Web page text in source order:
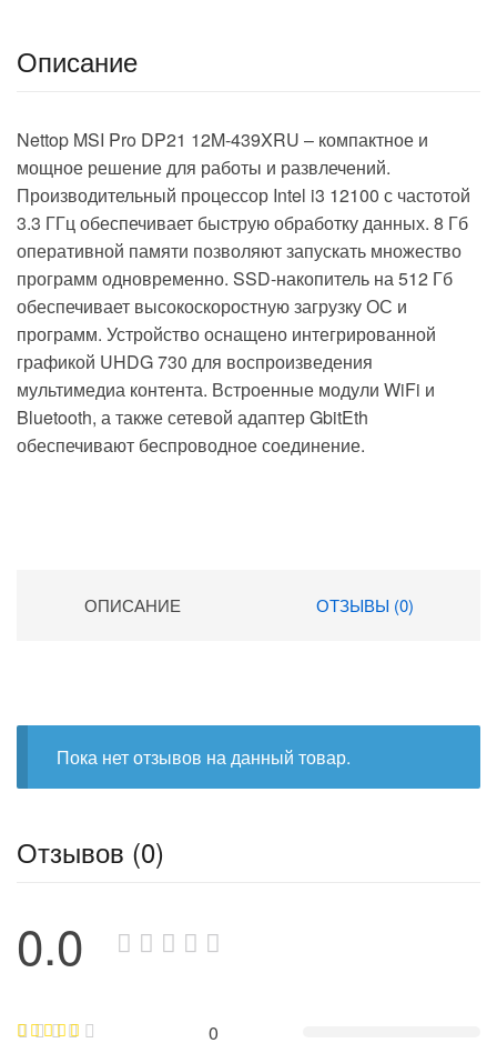
Описание
Nettop MSI Pro DP21 12M-439XRU – компактное и
мощное решение для работы и развлечений.
Производительный процессор Intel i3 12100 с частотой
3.3 ГГц обеспечивает быструю обработку данных. 8 Гб
оперативной памяти позволяют запускать множество
программ одновременно. SSD-накопитель на 512 Гб
обеспечивает высокоскоростную загрузку ОС и
программ. Устройство оснащено интегрированной
графикой UHDG 730 для воспроизведения
мультимедиа контента. Встроенные модули WiFi и
Bluetooth, а также сетевой адаптер GbitEth
обеспечивают беспроводное соединение.
ОПИСАНИЕ ОТЗЫВЫ (0)
Пока нет отзывов на данный товар.
Отзывов (0)
0.0
0